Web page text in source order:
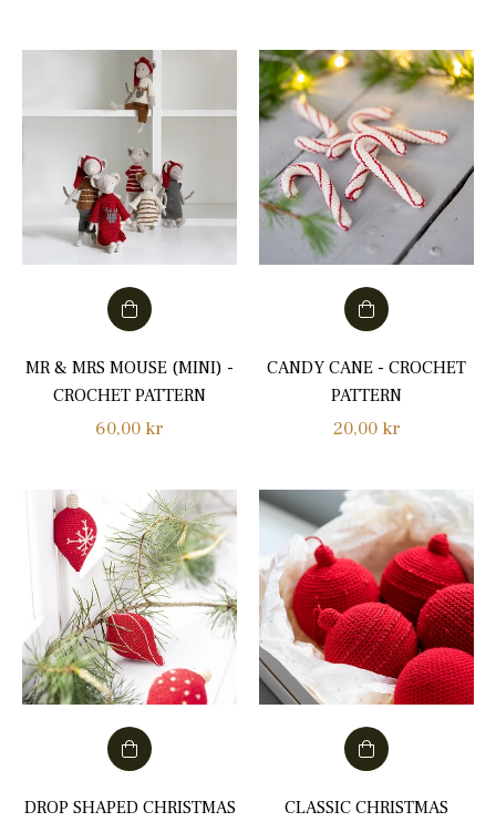
MR & MRS MOUSE (MINI) -
CROCHET PATTERN
Normalpris
60,00 kr
CANDY CANE - CROCHET
PATTERN
Normalpris
20,00 kr
DROP SHAPED CHRISTMAS
CLASSIC CHRISTMAS